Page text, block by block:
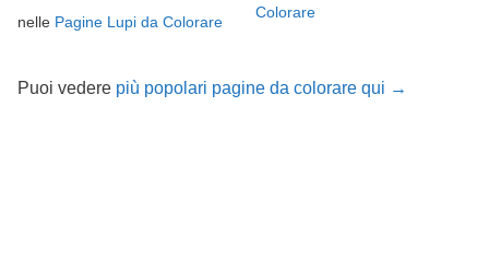
nelle Pagine Lupi da Colorare
Colorare
Puoi vedere più popolari pagine da colorare qui →